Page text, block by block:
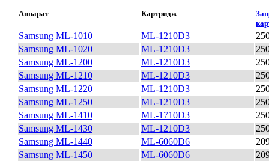
Аппарат Картридж
Samsung ML-1010 ML-1210D3
Samsung ML-1020
ML-1210D3
Samsung ML-1200
ML-1210D3
Samsung ML-1210
ML-1210D3
Samsung ML-1220
ML-1210D3
Samsung ML-1250
ML-1210D3
Samsung ML-1410
ML-1710D3
Samsung ML-1430
ML-1210D3
Samsung ML-1440
ML-6060D6
Samsung ML-1450
ML-6060D6